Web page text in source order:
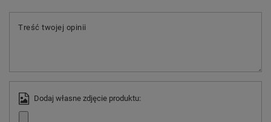
Treść twojej opinii
Dodaj własne zdjęcie produktu: